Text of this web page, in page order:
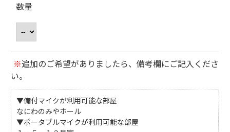
数量
※追加のご希望がありましたら、備考欄にご記入くださ
い。
▼備付マイクが利用可能な部屋
なにわのみやホール
▼ポータブルマイクが利用可能な部屋